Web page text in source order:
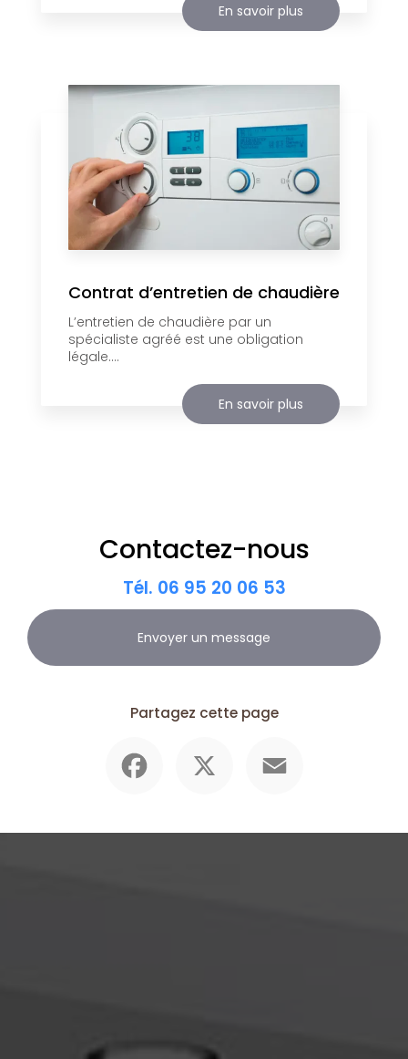
En savoir plus
Contrat d’entretien de chaudière
L’entretien de chaudière par un
spécialiste agréé est une obligation
légale....
En savoir plus
Contactez-nous
Tél. 06 95 20 06 53
Envoyer un message
Partagez cette page